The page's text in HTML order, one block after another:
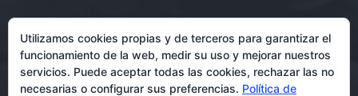
Email:
info@entre4abogados.com
Utilizamos cookies propias y de terceros para garantizar el
funcionamiento de la web, medir su uso y mejorar nuestros
servicios. Puede aceptar todas las cookies, rechazar las no
necesarias o configurar sus preferencias. Política de